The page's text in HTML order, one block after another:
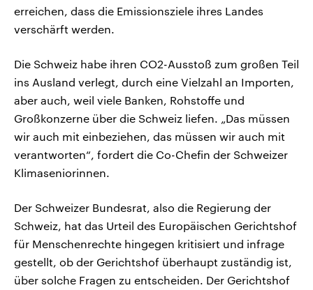
erreichen, dass die Emissionsziele ihres Landes
verschärft werden.
Die Schweiz habe ihren CO2-Ausstoß zum großen Teil
ins Ausland verlegt, durch eine Vielzahl an Importen,
aber auch, weil viele Banken, Rohstoffe und
Großkonzerne über die Schweiz liefen. „Das müssen
wir auch mit einbeziehen, das müssen wir auch mit
verantworten“, fordert die Co-Chefin der Schweizer
Klimaseniorinnen.
Der Schweizer Bundesrat, also die Regierung der
Schweiz, hat das Urteil des Europäischen Gerichtshof
für Menschenrechte hingegen kritisiert und infrage
gestellt, ob der Gerichtshof überhaupt zuständig ist,
über solche Fragen zu entscheiden. Der Gerichtshof